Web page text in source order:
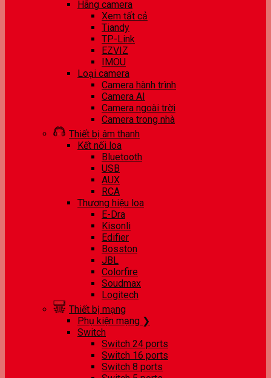
Hãng camera
Xem tất cả
Tiandy
TP-Link
EZVIZ
IMOU
Loại camera
Camera hành trình
Camera AI
Camera ngoài trời
Camera trong nhà
Thiết bị âm thanh
Kết nối loa
Bluetooth
USB
AUX
RCA
Thương hiệu loa
E-Dra
Kisonli
Edifier
Bosston
JBL
Colorfire
Soudmax
Logitech
Thiết bị mạng
Phụ kiện mạng ❯
Switch
Switch 24 ports
Switch 16 ports
Switch 8 ports